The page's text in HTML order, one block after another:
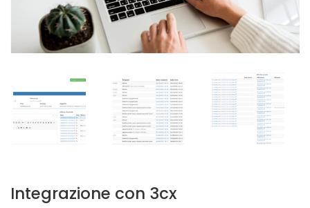
Integrazione con 3cx